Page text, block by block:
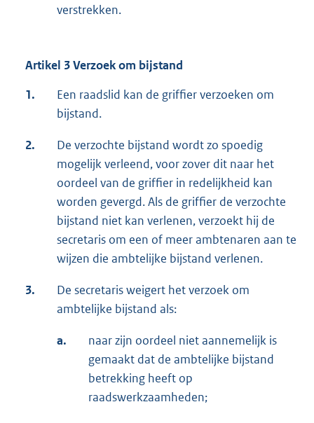
verstrekken.
Artikel 3 Verzoek om bijstand
1.
Een raadslid kan de griffier verzoeken om
bijstand.
2.
De verzochte bijstand wordt zo spoedig
mogelijk verleend, voor zover dit naar het
oordeel van de griffier in redelijkheid kan
worden gevergd. Als de griffier de verzochte
bijstand niet kan verlenen, verzoekt hij de
secretaris om een of meer ambtenaren aan te
wijzen die ambtelijke bijstand verlenen.
3.
De secretaris weigert het verzoek om
ambtelijke bijstand als:
a.
naar zijn oordeel niet aannemelijk is
gemaakt dat de ambtelijke bijstand
betrekking heeft op
raadswerkzaamheden;